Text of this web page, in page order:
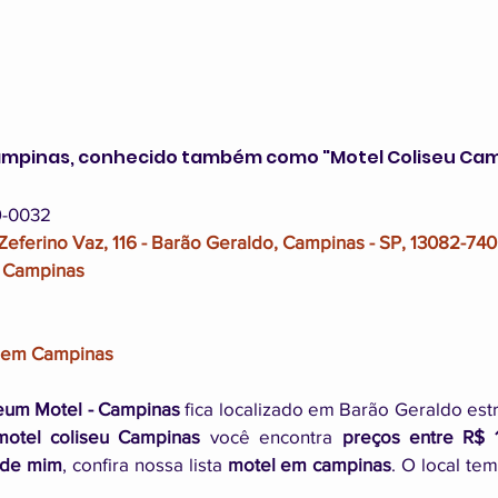
conhecido também como "Motel Coliseu
0032
Vaz, 116 - Barão Geraldo, Campinas - SP, 13082-740
Campinas
Motel - Campinas fica localizado em Barão Geraldo
coliseu Campinas você encontra preços entre R$
mim, confira nossa lista motel em campinas. O local